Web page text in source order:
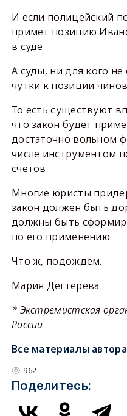
И если полицейский
примет позицию
в суде.
А суды, ни для кого не
чутки к позиции
То есть существуют
что закон будет
достаточно вольном
числе инструментом
счетов.
Многие юристы
закон должен быть
должны быть
по его применению.
Что ж, подождём.
Мария Дегтерева
* Экстремистская
России
Все материалы
962
Поделитесь: